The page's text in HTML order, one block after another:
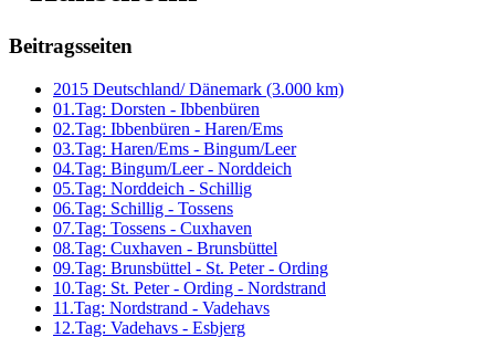
Beitragsseiten
2015 Deutschland/ Dänemark (3.000 km)
01.Tag: Dorsten - Ibbenbüren
02.Tag: Ibbenbüren - Haren/Ems
03.Tag: Haren/Ems - Bingum/Leer
04.Tag: Bingum/Leer - Norddeich
05.Tag: Norddeich - Schillig
06.Tag: Schillig - Tossens
07.Tag: Tossens - Cuxhaven
08.Tag: Cuxhaven - Brunsbüttel
09.Tag: Brunsbüttel - St. Peter - Ording
10.Tag: St. Peter - Ording - Nordstrand
11.Tag: Nordstrand - Vadehavs
12.Tag: Vadehavs - Esbjerg